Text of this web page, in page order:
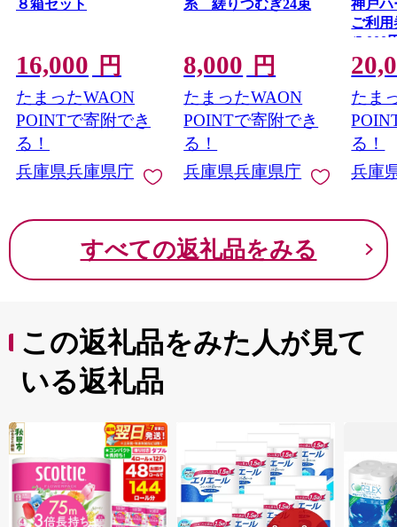
８箱セット
16,000 円
たまったWAON
POINTで寄附でき
る！
兵庫県兵庫県庁
糸 縒りつむぎ24束
8,000 円
たまったWAON
POINTで寄附でき
る！
兵庫県兵庫県庁
神戸ハ
ご利用
(5,000
たま
る！
兵庫
すべての返礼品をみる
この返礼品をみた人が見て
いる返礼品